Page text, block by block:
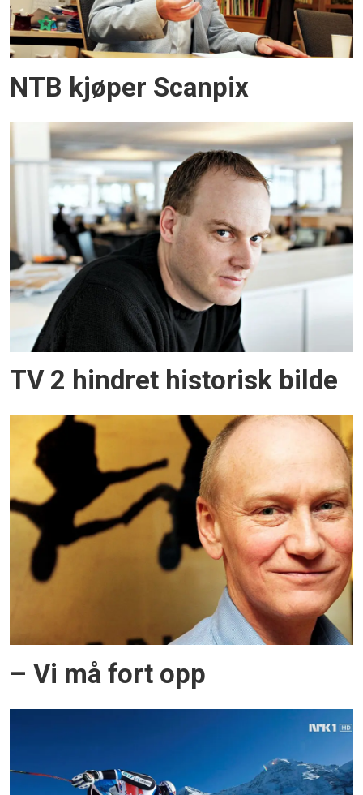
NTB kjøper Scanpix
TV 2 hindret historisk bilde
– Vi må fort opp